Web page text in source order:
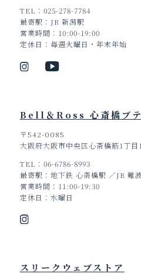
TEL
025-278-7784
最寄駅
JR 新潟駅
営業時間
10:00-19:00
定休日
毎週火曜日・年末年始
Bell＆Ross 心斎橋ブテ
〒542-0085
大阪府大阪市中央区心斎橋筋1丁
TEL
06-6786-8993
最寄駅
地下鉄 心斎橋駅 ／JR 難
営業時間
11:00-19:30
定休日
水曜日
スリークウェブストア